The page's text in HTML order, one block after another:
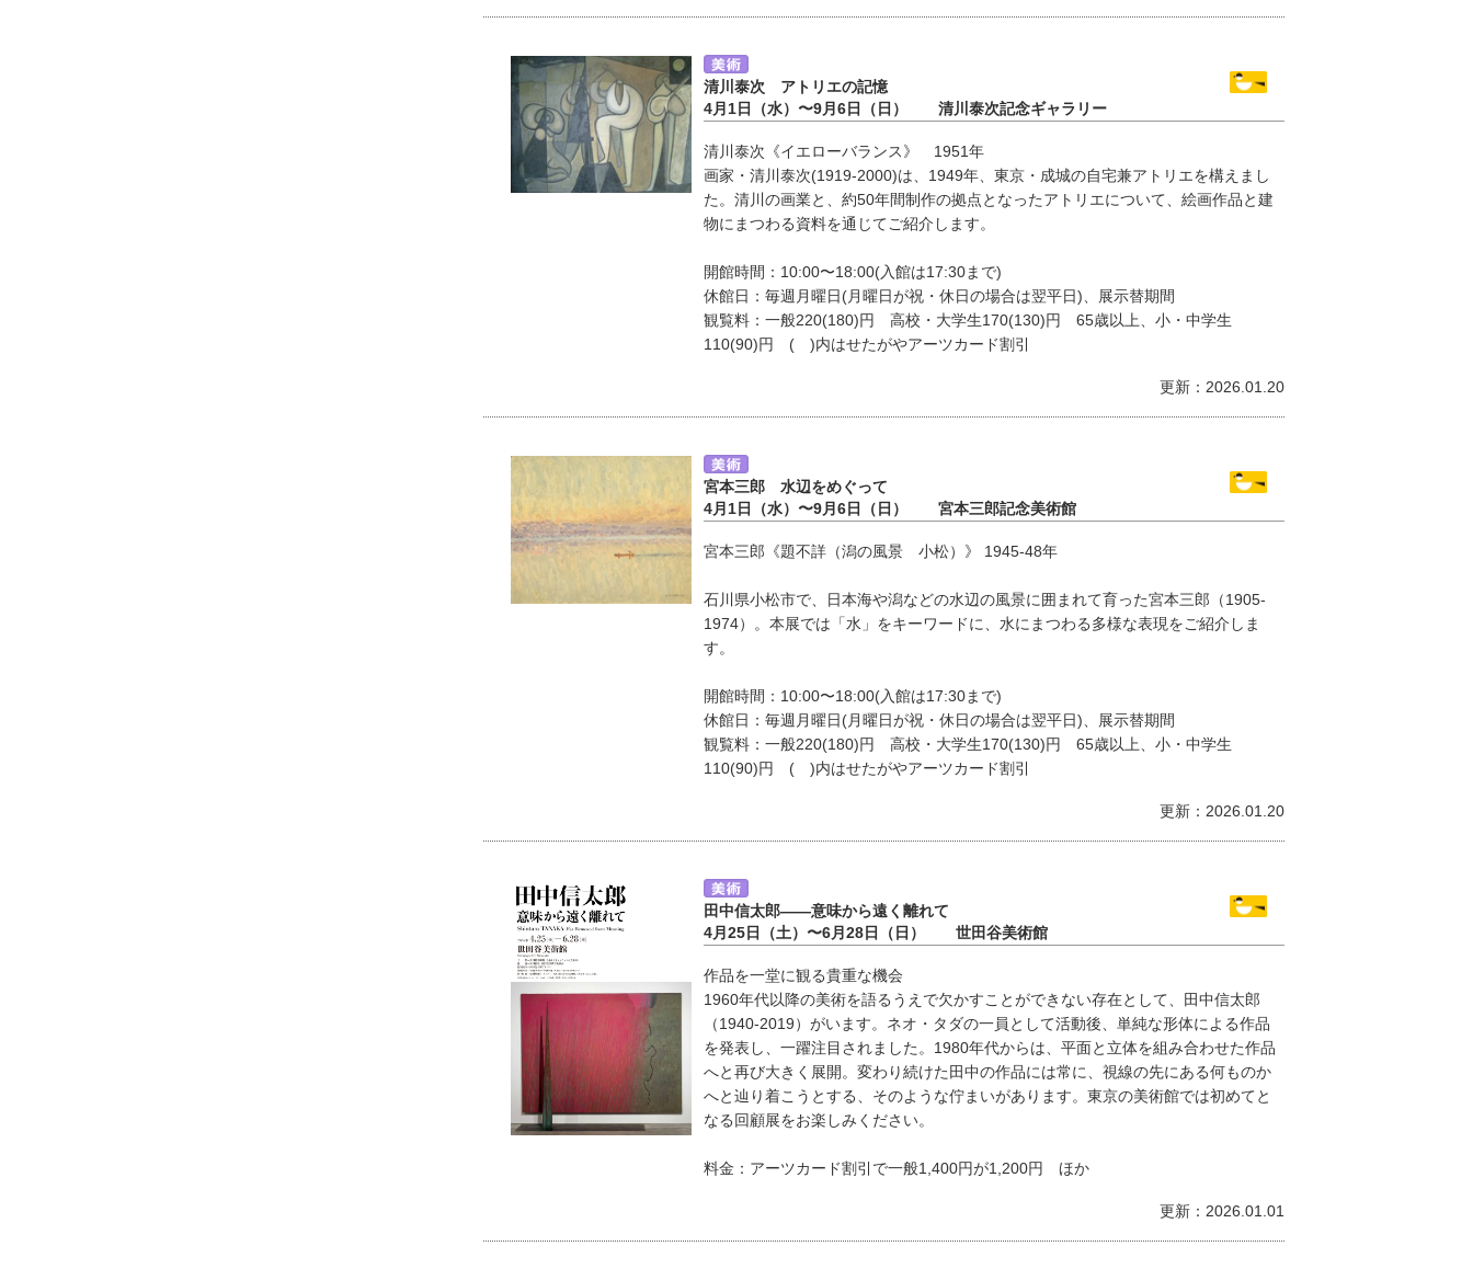
清川泰次 アトリエの記憶
4月1日（水）〜9月6日（日） 清川泰次記念ギャラリー
清川泰次《イエローバランス》 1951年
画家・清川泰次(1919-2000)は、1949年、東京・成城の自宅兼アトリエを構えまし
た。清川の画業と、約50年間制作の拠点となったアトリエについて、絵画作品と建
物にまつわる資料を通じてご紹介します。
開館時間：10:00〜18:00(入館は17:30まで)
休館日：毎週月曜日(月曜日が祝・休日の場合は翌平日)、展示替期間
観覧料：一般220(180)円 高校・大学生170(130)円 65歳以上、小・中学生
110(90)円 ( )内はせたがやアーツカード割引
更新：2026.01.20
宮本三郎 水辺をめぐって
4月1日（水）〜9月6日（日） 宮本三郎記念美術館
宮本三郎《題不詳（潟の風景 小松）》 1945-48年
石川県小松市で、日本海や潟などの水辺の風景に囲まれて育った宮本三郎（1905-
1974）。本展では「水」をキーワードに、水にまつわる多様な表現をご紹介しま
す。
開館時間：10:00〜18:00(入館は17:30まで)
休館日：毎週月曜日(月曜日が祝・休日の場合は翌平日)、展示替期間
観覧料：一般220(180)円 高校・大学生170(130)円 65歳以上、小・中学生
110(90)円 ( )内はせたがやアーツカード割引
更新：2026.01.20
田中信太郎――意味から遠く離れて
4月25日（土）〜6月28日（日） 世田谷美術館
作品を一堂に観る貴重な機会
1960年代以降の美術を語るうえで欠かすことができない存在として、田中信太郎
（1940-2019）がいます。ネオ・タダの一員として活動後、単純な形体による作品
を発表し、一躍注目されました。1980年代からは、平面と立体を組み合わせた作品
へと再び大きく展開。変わり続けた田中の作品には常に、視線の先にある何ものか
へと辿り着こうとする、そのような佇まいがあります。東京の美術館では初めてと
なる回顧展をお楽しみください。
料金：アーツカード割引で一般1,400円が1,200円 ほか
更新：2026.01.01